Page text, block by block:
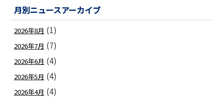
月別ニュースアーカイブ
2026年8月 (1)
2026年7月 (7)
2026年6月 (4)
2026年5月 (4)
2026年4月 (4)